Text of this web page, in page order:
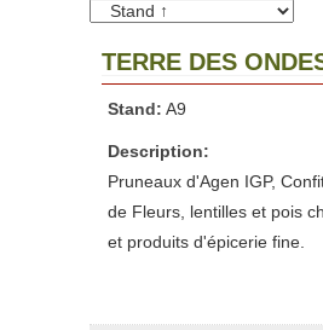
TERRE DES
Stand: A9
Description:
Pruneaux d'Agen IGP,
de Fleurs, lentilles et pois
et produits d'épicerie fine.